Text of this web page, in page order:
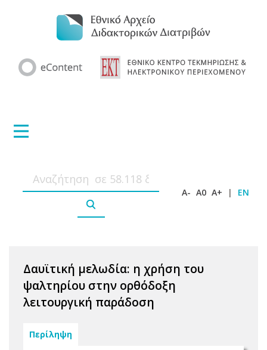
A- A0 A+ | EN
Δαυϊτική μελωδία: η χρήση του
ψαλτηρίου στην ορθόδοξη
λειτουργική παράδοση
Περίληψη